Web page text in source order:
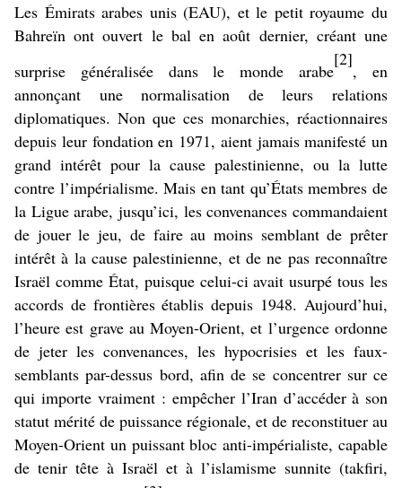
Les Émirats arabes unis (EAU), et le petit royaume du
Bahreïn ont ouvert le bal en août dernier, créant une
surprise généralisée dans le monde arabe
[2]
, en
annonçant une normalisation de leurs relations
diplomatiques. Non que ces monarchies, réactionnaires
depuis leur fondation en 1971, aient jamais manifesté un
grand intérêt pour la cause palestinienne, ou la lutte
contre l’impérialisme. Mais en tant qu’États membres de
la Ligue arabe, jusqu’ici, les convenances commandaient
de jouer le jeu, de faire au moins semblant de prêter
intérêt à la cause palestinienne, et de ne pas reconnaître
Israël comme État, puisque celui-ci avait usurpé tous les
accords de frontières établis depuis 1948. Aujourd’hui,
l’heure est grave au Moyen-Orient, et l’urgence ordonne
de jeter les convenances, les hypocrisies et les faux-
semblants par-dessus bord, afin de se concentrer sur ce
qui importe vraiment : empêcher l’Iran d’accéder à son
statut mérité de puissance régionale, et de reconstituer au
Moyen-Orient un puissant bloc anti-impérialiste, capable
de tenir tête à Israël et à l’islamisme sunnite (takfiri,